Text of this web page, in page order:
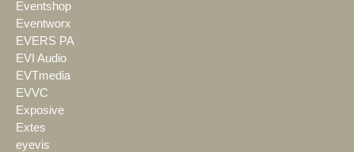
Eventshop
Eventworx
EVERS PA
EVI Audio
EVTmedia
EVVC
Exposive
Extes
eyevis